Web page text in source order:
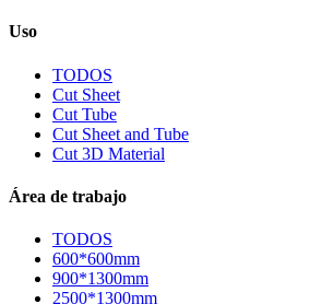
Uso
TODOS
Cut Sheet
Cut Tube
Cut Sheet and Tube
Cut 3D Material
Área de trabajo
TODOS
600*600mm
900*1300mm
2500*1300mm